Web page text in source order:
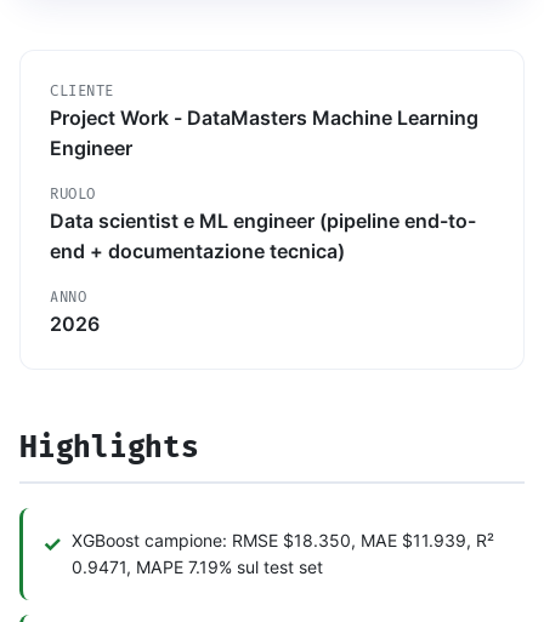
CLIENTE
Project Work - DataMasters Machine Learning
Engineer
RUOLO
Data scientist e ML engineer (pipeline end-to-
end + documentazione tecnica)
ANNO
2026
Highlights
XGBoost campione: RMSE $18.350, MAE $11.939, R²
0.9471, MAPE 7.19% sul test set